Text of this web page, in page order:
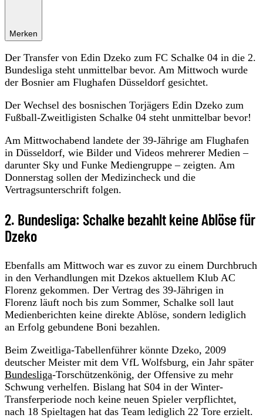
Merken
Der Transfer von Edin Dzeko zum FC Schalke 04 in die 2.
Bundesliga steht unmittelbar bevor. Am Mittwoch wurde
der Bosnier am Flughafen Düsseldorf gesichtet.
Der Wechsel des bosnischen Torjägers Edin Dzeko zum
Fußball-Zweitligisten Schalke 04 steht unmittelbar bevor!
Am Mittwochabend landete der 39-Jährige am Flughafen
in Düsseldorf, wie Bilder und Videos mehrerer Medien –
darunter Sky und Funke Mediengruppe – zeigten. Am
Donnerstag sollen der Medizincheck und die
Vertragsunterschrift folgen.
2. Bundesliga: Schalke bezahlt keine Ablöse für
Dzeko
Ebenfalls am Mittwoch war es zuvor zu einem Durchbruch
in den Verhandlungen mit Dzekos aktuellem Klub AC
Florenz gekommen. Der Vertrag des 39-Jährigen in
Florenz läuft noch bis zum Sommer, Schalke soll laut
Medienberichten keine direkte Ablöse, sondern lediglich
an Erfolg gebundene Boni bezahlen.
Beim Zweitliga-Tabellenführer könnte Dzeko, 2009
deutscher Meister mit dem VfL Wolfsburg, ein Jahr später
Bundesliga-Torschützenkönig, der Offensive zu mehr
Schwung verhelfen. Bislang hat S04 in der Winter-
Transferperiode noch keine neuen Spieler verpflichtet,
nach 18 Spieltagen hat das Team lediglich 22 Tore erzielt.